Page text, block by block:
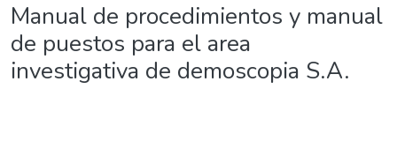
Manual de procedimientos y manual
de puestos para el area
investigativa de demoscopia S.A.